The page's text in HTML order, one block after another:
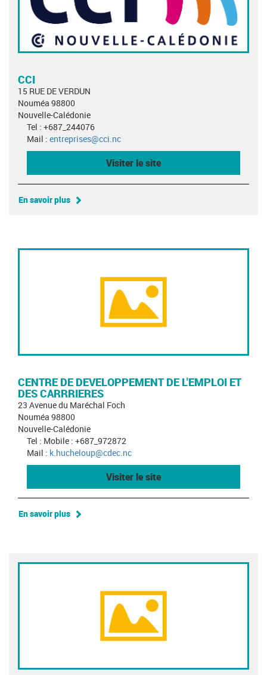
CCI
15 RUE DE VERDUN
Nouméa 98800
Nouvelle-Calédonie
Tel : +687_244076
Mail : entreprises@cci.nc
Visiter le site
En savoir plus
CENTRE DE DEVELOPPEMENT DE L'EMPLOI ET
DES CARRRIERES
23 Avenue du Maréchal Foch
Nouméa 98800
Nouvelle-Calédonie
Tel : Mobile : +687_972872
Mail : k.hucheloup@cdec.nc
Visiter le site
En savoir plus